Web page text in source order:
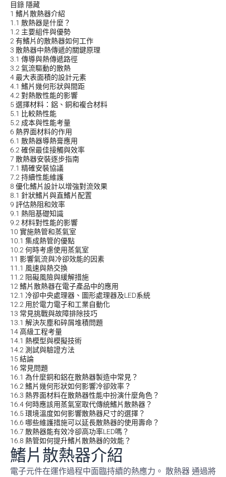
目錄 隱藏
1 鰭片散熱器介紹
1.1 散熱器是什麼？
1.2 主要組件與優勢
2有鰭片的散熱器如何工作
3 散熱器中熱傳遞的關鍵原理
3.1 傳導與熱傳遞路徑
3.2氣流驅動的散熱
4最大表面積的設計元素
4.1 鰭片幾何形狀與間距
4.2對熱散性能的影響
5 選擇材料：鋁、銅和複合材料
5.1 比較熱性能
5.2 成本與性能考量
6 熱界面材料的作用
6.1 散熱器導熱膏應用
6.2確保最佳接觸與效率
7 散熱器安裝逐步指南
7.1 精確安裝協議
7.2持續性能維護
8 優化鰭片設計以增強對流效果
8.1 針狀鰭片與直鰭片配置
9 評估熱阻和效率
9.1 熱阻基礎知識
9.2材料對性能的影響
10 實施熱管和蒸氣室
10.1 集成熱管的優點
10.2何時考慮使用蒸氣室
11 影響氣流與冷卻效能的因素
11.1 風速與熱交換
11.2 阻礙風險與緩解措施
12鰭片散熱器在電子產品中的應用
12.1 冷卻中央處理器、圖形處理器及LED系統
12.2 用於電力電子和工業自動化
13 常見挑戰與故障排除技巧
13.1 解決灰塵和碎屑堆積問題
14高級工程考量
14.1 熱模型與模擬技術
14.2測試與驗證方法
15 結論
16 常見問題
16.1 為什麼銅和鋁在散熱器製造中常見？
16.2鰭片幾何形狀如何影響冷卻效率？
16.3 熱界面材料在散熱器性能中扮演什麼角色？
16.4何時應該用蒸氣室取代傳統鰭片散熱器？
16.5 環境溫度如何影響散熱器尺寸的選擇？
16.6 哪些維護措施可以延長散熱器的使用壽命？
16.7 散熱器能有效冷卻高功率LED嗎？
16.8 熱管如何提升鰭片散熱器的效能？
鰭片散熱器介紹
電子元件在運作過程中面臨持續的熱應力。 散熱器 通過將